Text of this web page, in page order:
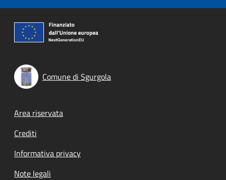
Comune di Sgurgola
Footer menu
Area riservata
Crediti
Informativa privacy
Note legali